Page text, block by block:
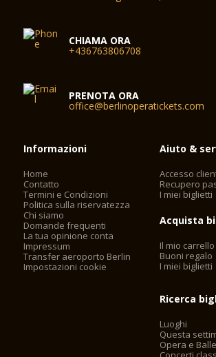
CHIAMA ORA
+436763806708
PRENOTA ORA
office@berlinoperatickets.com
Informazioni
Home
Contatto
Termini e Condizioni
Politica sulla riservatezza
Chi siamo
Domande frequenti
La tua opinione conta
Impressum
Transfer aeroporto Berlin
Impostazioni cookie
Aiuto &
Accesso
Recupero
I miei biglietti
Acquista
Il mio carrello
Buoni regalo
I miei biglietti
Ricerca
Luoghi
Questa
Opera e